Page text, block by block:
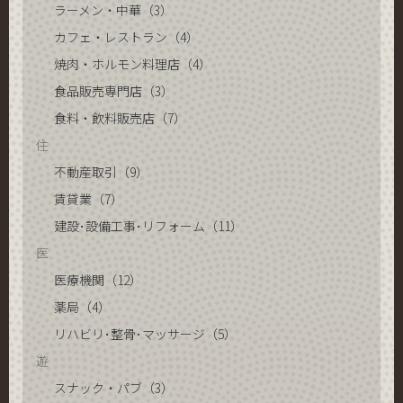
ラーメン・中華（3）
カフェ・レストラン（4）
焼肉・ホルモン料理店（4）
食品販売専門店（3）
食料・飲料販売店（7）
住
不動産取引（9）
賃貸業（7）
建設･設備工事･リフォーム（11）
医
医療機関（12）
薬局（4）
リハビリ･整骨･マッサージ（5）
遊
スナック・パブ（3）